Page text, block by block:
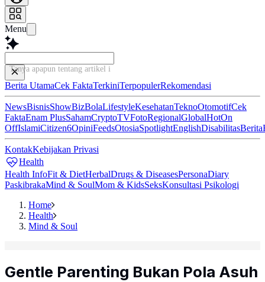
Menu
Tanya apapun tentang artikel ini...
Berita UtamaCek FaktaTerkiniTerpopulerRekomendasi
NewsBisnisShowBizBolaLifestyleKesehatanTeknoOtomotifCek
FaktaEnam PlusSahamCryptoTVFotoRegionalGlobalHotOn
OffIslamiCitizen6OpiniFeedsOtosiaSpotlightEnglishDisabilitasBerita
KontakKebijakan Privasi
Health
Health InfoFit & DietHerbalDrugs & DiseasesPersonaDiary
PaskibrakaMind & SoulMom & KidsSeksKonsultasi Psikologi
Home
Health
Mind & Soul
Gentle Parenting Bukan Pola Asuh